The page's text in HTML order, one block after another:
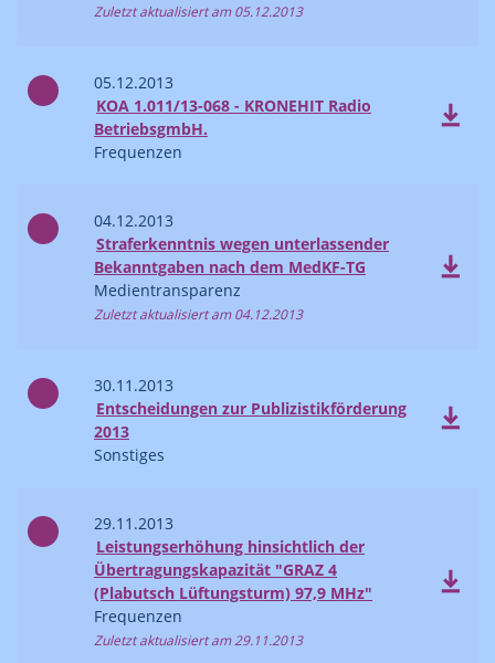
Zuletzt aktualisiert am 05.12.2013
05.12.2013
KOA 1.011/13-068 - KRONEHIT Radio
BetriebsgmbH.
Frequenzen
04.12.2013
Straferkenntnis wegen unterlassender
Bekanntgaben nach dem MedKF-TG
Medientransparenz
Zuletzt aktualisiert am 04.12.2013
30.11.2013
Entscheidungen zur Publizistikförderung
2013
Sonstiges
29.11.2013
Leistungserhöhung hinsichtlich der
Übertragungskapazität "GRAZ 4
(Plabutsch Lüftungsturm) 97,9 MHz"
Frequenzen
Zuletzt aktualisiert am 29.11.2013